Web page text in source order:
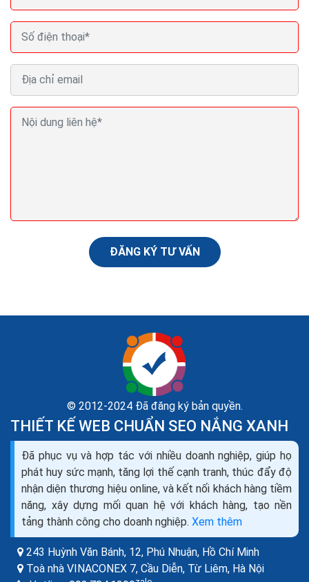
Hướng dẫn SEO phần 4 HTML và yếu tố thành công
trên công cụ tìm kiếm
Tiêu đề HTML đã luôn luôn và vẫn là tín hiệu HTML
quan trọng nhất mà công cụ tìm kiếm sử dụng để hiểu
những gì một trang nói đến. Một tiêu đề...
ĐĂNG KÝ TƯ VẤN
© 2012-2024 Đã đăng ký bản quyền.
THIẾT KẾ WEB CHUẨN SEO NẮNG XANH
Đã phục vụ và hợp tác với nhiều doanh nghiệp, giúp họ
phát huy sức mạnh, tăng lợi thế cạnh tranh, thúc đẩy độ
nhận diện thương hiệu online, và kết nối khách hàng tiềm
năng, xây dựng mối quan hệ với khách hàng, tạo nền
tảng thành công cho doanh nghiệp. Xem thêm
243 Huỳnh Văn Bánh, 12, Phú Nhuận, Hồ Chí Minh
Toà nhà VINACONEX 7, Cầu Diễn, Từ Liêm, Hà Nội